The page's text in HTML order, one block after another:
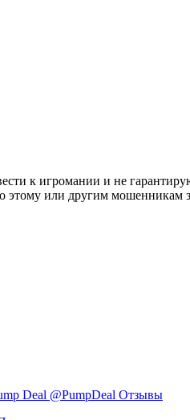
к игромании и не
этому или другим мошенникам
Deal @PumpDeal Отзывы